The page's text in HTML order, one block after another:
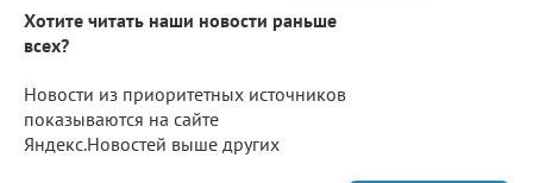
Хотите читать наши новости раньше
всех?
Новости из приоритетных источников
показываются на сайте
Яндекс.Новостей выше других